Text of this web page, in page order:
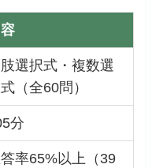
選択式・複数選
（全60問）
分
率65%以上（39